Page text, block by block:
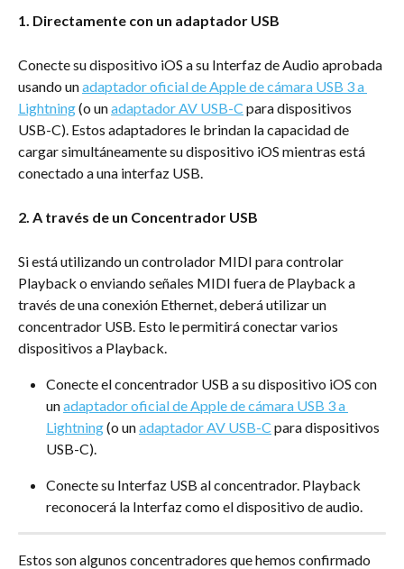
1. Directamente con un adaptador USB
Conecte su dispositivo iOS a su Interfaz de Audio aprobada
usando un adaptador oficial de Apple de cámara USB 3 a
Lightning (o un adaptador AV USB-C para dispositivos
USB-C). Estos adaptadores le brindan la capacidad de
cargar simultáneamente su dispositivo iOS mientras está
conectado a una interfaz USB.
2. A través de un Concentrador USB
Si está utilizando un controlador MIDI para controlar
Playback o enviando señales MIDI fuera de Playback a
través de una conexión Ethernet, deberá utilizar un
concentrador USB. Esto le permitirá conectar varios
dispositivos a Playback.
Conecte el concentrador USB a su dispositivo iOS con
un adaptador oficial de Apple de cámara USB 3 a
Lightning (o un adaptador AV USB-C para dispositivos
USB-C).
Conecte su Interfaz USB al concentrador. Playback
reconocerá la Interfaz como el dispositivo de audio.
Estos son algunos concentradores que hemos confirmado